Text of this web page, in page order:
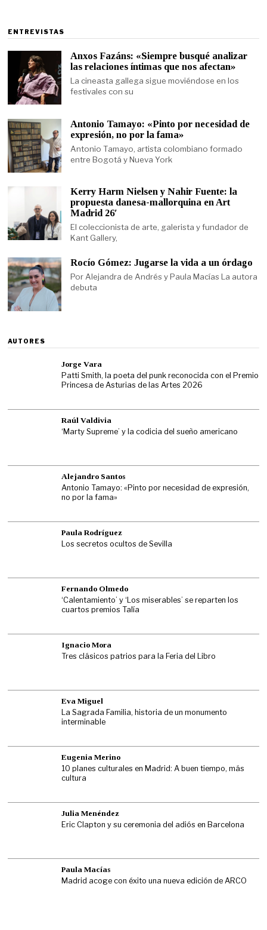
ENTREVISTAS
Anxos Fazáns: «Siempre busqué analizar
las relaciones íntimas que nos afectan»
La cineasta gallega sigue moviéndose en los
festivales con su
Antonio Tamayo: «Pinto por necesidad de
expresión, no por la fama»
Antonio Tamayo, artista colombiano formado
entre Bogotá y Nueva York
Kerry Harm Nielsen y Nahir Fuente: la
propuesta danesa-mallorquina en Art
Madrid 26′
El coleccionista de arte, galerista y fundador de
Kant Gallery,
Rocío Gómez: Jugarse la vida a un órdago
Por Alejandra de Andrés y Paula Macías La autora
debuta
AUTORES
Jorge Vara
Patti Smith, la poeta del punk reconocida con el Premio
Princesa de Asturias de las Artes 2026
Raúl Valdivia
‘Marty Supreme’ y la codicia del sueño americano
Alejandro Santos
Antonio Tamayo: «Pinto por necesidad de expresión,
no por la fama»
Paula Rodríguez
Los secretos ocultos de Sevilla
Fernando Olmedo
‘Calentamiento’ y ‘Los miserables’ se reparten los
cuartos premios Talía
Ignacio Mora
Tres clásicos patrios para la Feria del Libro
Eva Miguel
La Sagrada Familia, historia de un monumento
interminable
Eugenia Merino
10 planes culturales en Madrid: A buen tiempo, más
cultura
Julia Menéndez
Eric Clapton y su ceremonia del adiós en Barcelona
Paula Macías
Madrid acoge con éxito una nueva edición de ARCO